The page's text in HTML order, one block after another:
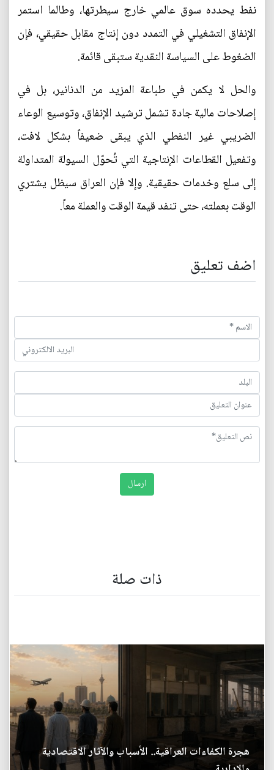
نفط يحدده سوق عالمي خارج سيطرتها، وطالما استمر
الإنفاق التشغيلي في التمدد دون إنتاج مقابل حقيقي، فإن
الضغوط على السياسة النقدية ستبقى قائمة.
والحل لا يكمن في طباعة المزيد من الدنانير، بل في
إصلاحات مالية جادة تشمل ترشيد الإنفاق، وتوسيع الوعاء
الضريبي غير النفطي الذي يبقى ضعيفاً بشكل لافت،
وتفعيل القطاعات الإنتاجية التي تُحوّل السيولة المتداولة
إلى سلع وخدمات حقيقية. وإلا فإن العراق سيظل يشتري
الوقت بعملته، حتى تنفد قيمة الوقت والعملة معاً.
اضف تعليق
ذات صلة
هجرة الكفاءات العراقية.. الأسباب والآثار الاقتصادية